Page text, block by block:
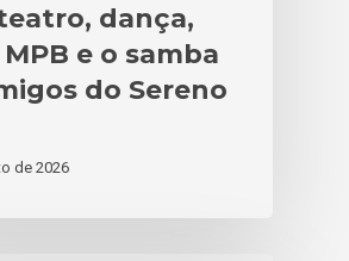
dança,
e o samba
do Sereno
de 2026